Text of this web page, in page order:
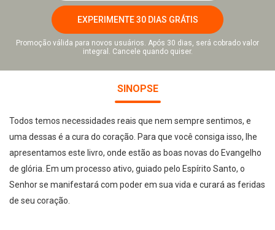
EXPERIMENTE 30 DIAS GRÁTIS
Promoção válida para novos usuários. Após 30 dias, será cobrado valor
integral. Cancele quando quiser.
SINOPSE
Todos temos necessidades reais que nem sempre sentimos, e
uma dessas é a cura do coração. Para que você consiga isso, lhe
apresentamos este livro, onde estão as boas novas do Evangelho
de glória. Em um processo ativo, guiado pelo Espírito Santo, o
Senhor se manifestará com poder em sua vida e curará as feridas
de seu coração.